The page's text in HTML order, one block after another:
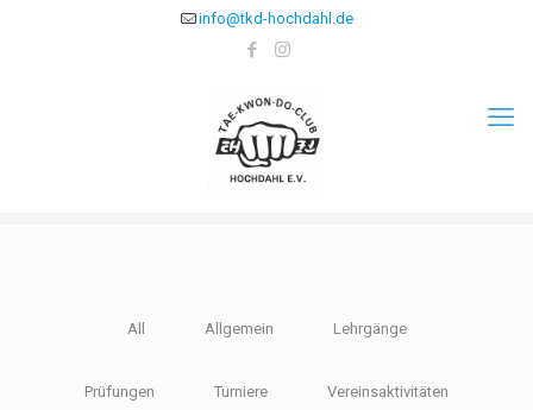
info@tkd-hochdahl.de
All Allgemein Lehrgänge
Prüfungen Turniere Vereinsaktivitäten